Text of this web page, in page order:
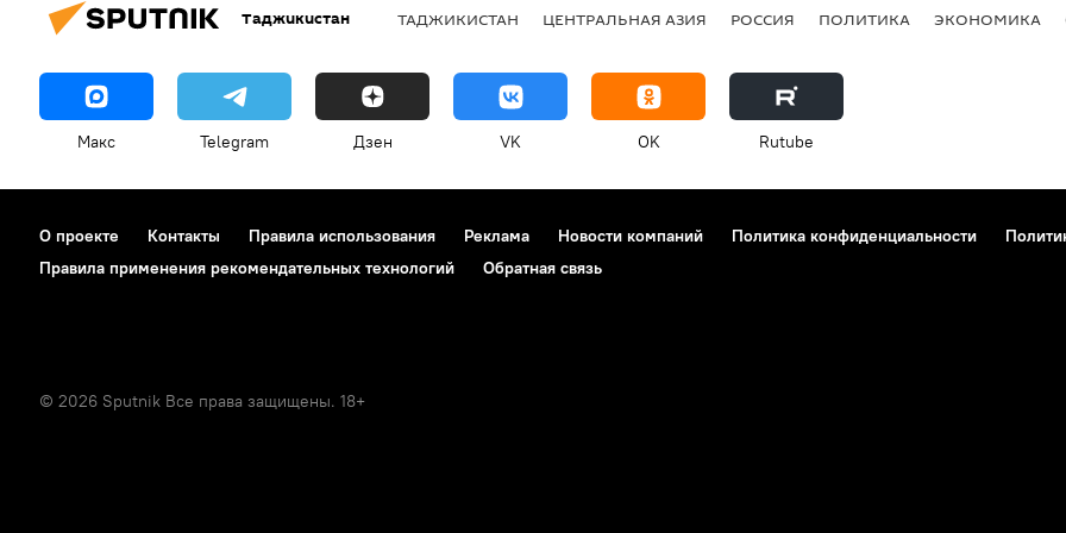
Таджикистан ТАДЖИКИСТАН ЦЕНТРАЛЬНАЯ АЗИЯ РОССИЯ ПОЛИТИКА ЭКОНОМИКА
Макс Telegram Дзен VK OK Rutube
О проекте Контакты Правила использования Реклама Новости компаний Политика конфиденциальности
Правила применения рекомендательных технологий
Обратная связь
© 2026 Sputnik Все права защищены. 18+